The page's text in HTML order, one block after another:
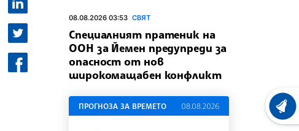
08.08.2026 03:53 СВЯТ
Специалният пратеник на
ООН за Йемен предупреди за
опасност от нов
широкомащабен конфликт
ПРОГНОЗА ЗА ВРЕМЕТО 08.08.2026